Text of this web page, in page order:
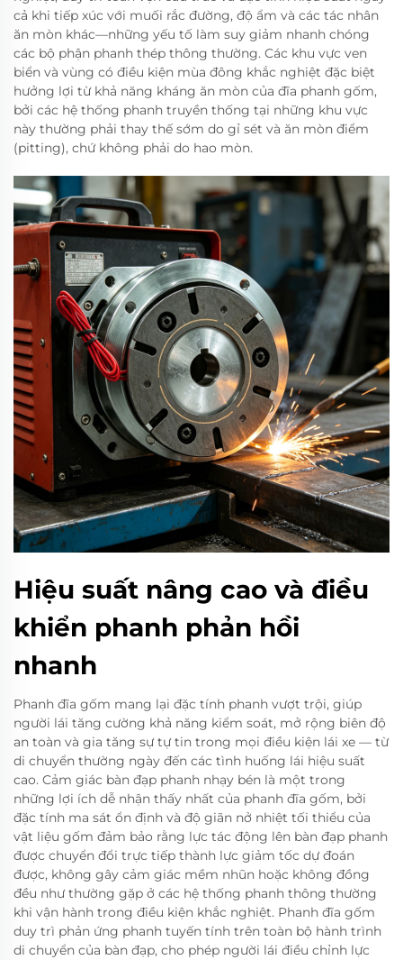
cả khi tiếp xúc với muối rắc đường, độ ẩm và các tác nhân
ăn mòn khác—những yếu tố làm suy giảm nhanh chóng
các bộ phận phanh thép thông thường. Các khu vực ven
biển và vùng có điều kiện mùa đông khắc nghiệt đặc biệt
hưởng lợi từ khả năng kháng ăn mòn của đĩa phanh gốm,
bởi các hệ thống phanh truyền thống tại những khu vực
này thường phải thay thế sớm do gỉ sét và ăn mòn điểm
(pitting), chứ không phải do hao mòn.
Hiệu suất nâng cao và điều
khiển phanh phản hồi
nhanh
Phanh đĩa gốm mang lại đặc tính phanh vượt trội, giúp
người lái tăng cường khả năng kiểm soát, mở rộng biên độ
an toàn và gia tăng sự tự tin trong mọi điều kiện lái xe — từ
di chuyển thường ngày đến các tình huống lái hiệu suất
cao. Cảm giác bàn đạp phanh nhạy bén là một trong
những lợi ích dễ nhận thấy nhất của phanh đĩa gốm, bởi
đặc tính ma sát ổn định và độ giãn nở nhiệt tối thiểu của
vật liệu gốm đảm bảo rằng lực tác động lên bàn đạp phanh
được chuyển đổi trực tiếp thành lực giảm tốc dự đoán
được, không gây cảm giác mềm nhũn hoặc không đồng
đều như thường gặp ở các hệ thống phanh thông thường
khi vận hành trong điều kiện khắc nghiệt. Phanh đĩa gốm
duy trì phản ứng phanh tuyến tính trên toàn bộ hành trình
di chuyển của bàn đạp, cho phép người lái điều chỉnh lực